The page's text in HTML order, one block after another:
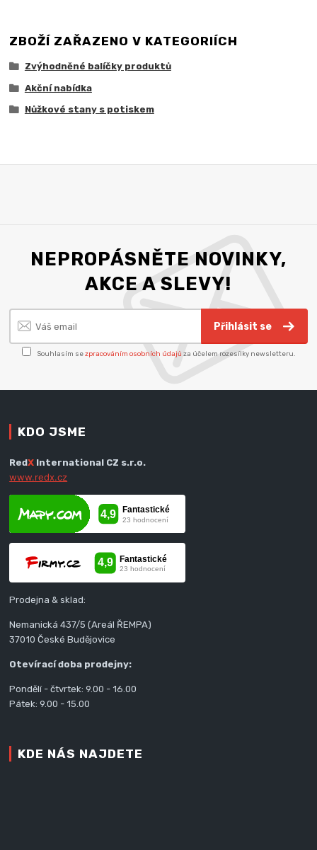
ZBOŽÍ ZAŘAZENO V KATEGORIÍCH
Zvýhodněné balíčky produktů
Akční nabídka
Nůžkové stany s potiskem
NEPROPÁSNĚTE NOVINKY,
AKCE A SLEVY!
Přihlásit se
Souhlasím sezpracováním osobních údajů za účelem rozesílky newsletteru.
KDO JSME
RedX International CZ s.r.o.
www.redx.cz
Prodejna & sklad:
Nemanická 437/5 (Areál ŘEMPA)
37010 České Budějovice
Otevírací doba prodejny:
Pondělí - čtvrtek: 9.00 - 16.00
Pátek: 9.00 - 15.00
KDE NÁS NAJDETE